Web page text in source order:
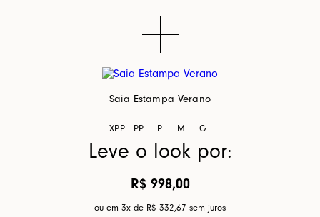
Saia Estampa Verano
XPP PP P M G
Leve o look por:
R$ 998,00
ou em 3x de R$ 332,67 sem juros